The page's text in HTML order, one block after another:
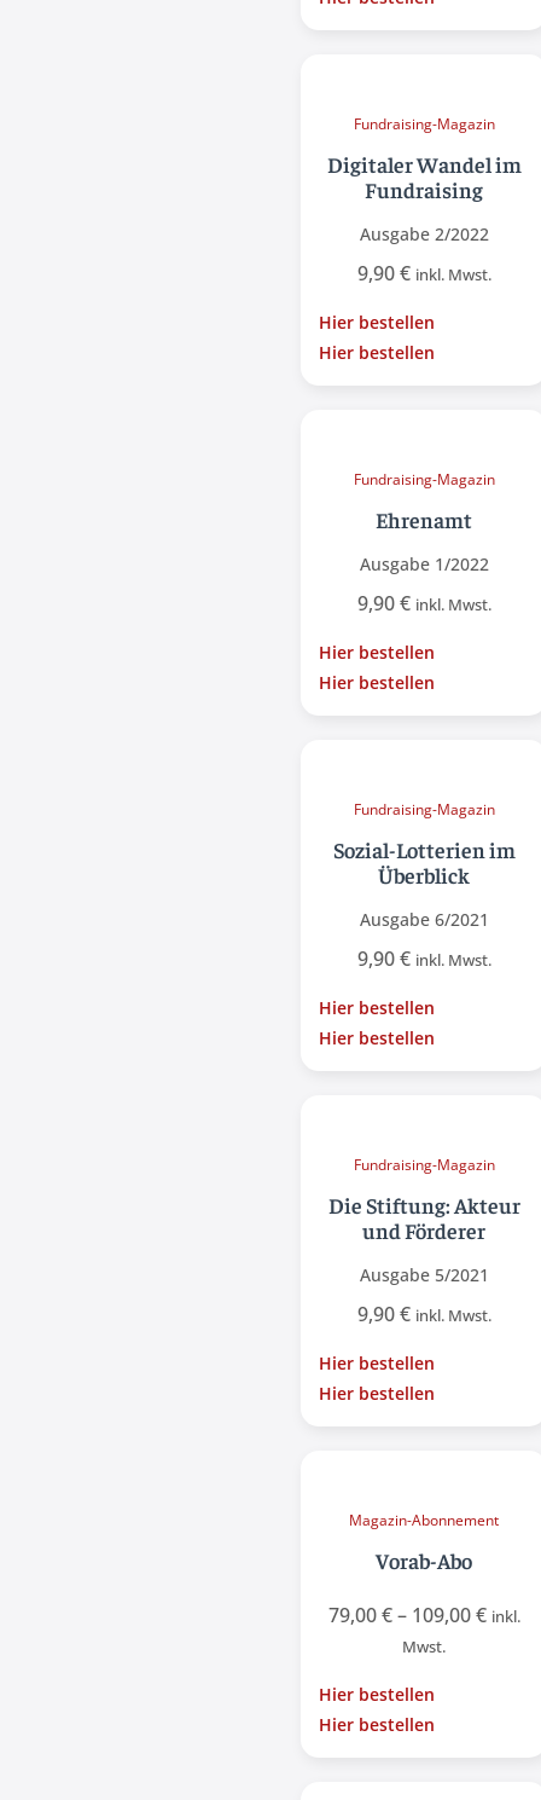
Fundraising-Magazin
Digitaler Wandel im
Fundraising
Ausgabe 2/2022
9,90€ inkl. Mwst.
Hier bestellen
Hier bestellen
Fundraising-Magazin
Ehrenamt
Ausgabe 1/2022
9,90€ inkl. Mwst.
Hier bestellen
Hier bestellen
Fundraising-Magazin
Sozial-Lotterien im
Überblick
Ausgabe 6/2021
9,90€ inkl. Mwst.
Hier bestellen
Hier bestellen
Fundraising-Magazin
Die Stiftung: Akteur
und Förderer
Ausgabe 5/2021
9,90€ inkl. Mwst.
Hier bestellen
Hier bestellen
Magazin-Abonnement
Vorab-Abo
79,00€– 109,00€ inkl.
Mwst.
Hier bestellen
Hier bestellen